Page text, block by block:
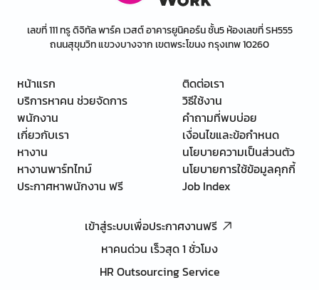
เลขที่ 111 ทรู ดิจิทัล พาร์ค เวสต์ อาคารยูนิคอร์น ชั้น5 ห้องเลขที่ SH555
ถนนสุขุมวิท แขวงบางจาก เขตพระโขนง กรุงเทพ 10260
หน้าแรก
บริการหาคน ช่วยจัดการ
พนักงาน
เกี่ยวกับเรา
หางาน
หางานพาร์ทไทม์
ประกาศหาพนักงาน ฟรี
ติดต่อเรา
วิธีใช้งาน
คำถามที่พบบ่อย
เงื่อนไขและข้อกำหนด
นโยบายความเป็นส่วนตัว
นโยบายการใช้ข้อมูลคุกกี้
Job Index
เข้าสู่ระบบเพื่อประกาศงานฟรี
หาคนด่วน เร็วสุด 1 ชั่วโมง
HR Outsourcing Service